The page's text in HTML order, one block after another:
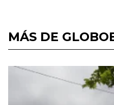
MÁS DE